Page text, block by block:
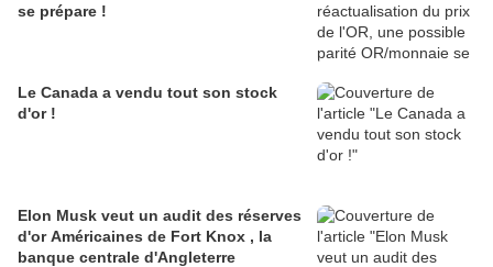
se prépare !
Le Canada a vendu tout son stock
d'or !
Elon Musk veut un audit des réserves
d'or Américaines de Fort Knox , la
banque centrale d'Angleterre